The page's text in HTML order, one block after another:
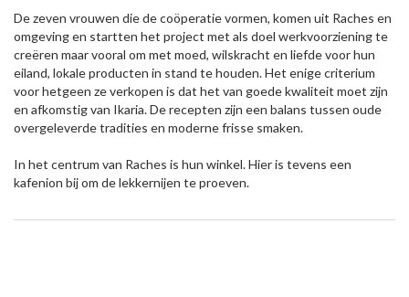
De zeven vrouwen die de coöperatie vormen, komen uit Raches en
omgeving en startten het project met als doel werkvoorziening te
creëren maar vooral om met moed, wilskracht en liefde voor hun
eiland, lokale producten in stand te houden. Het enige criterium
voor hetgeen ze verkopen is dat het van goede kwaliteit moet zijn
en afkomstig van Ikaria. De recepten zijn een balans tussen oude
overgeleverde tradities en moderne frisse smaken.
In het centrum van Raches is hun winkel. Hier is tevens een
kafenion bij om de lekkernijen te proeven.